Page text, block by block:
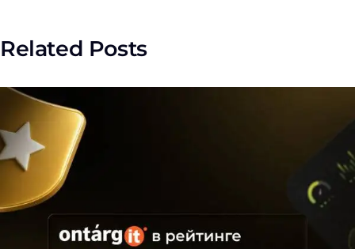
Related Posts